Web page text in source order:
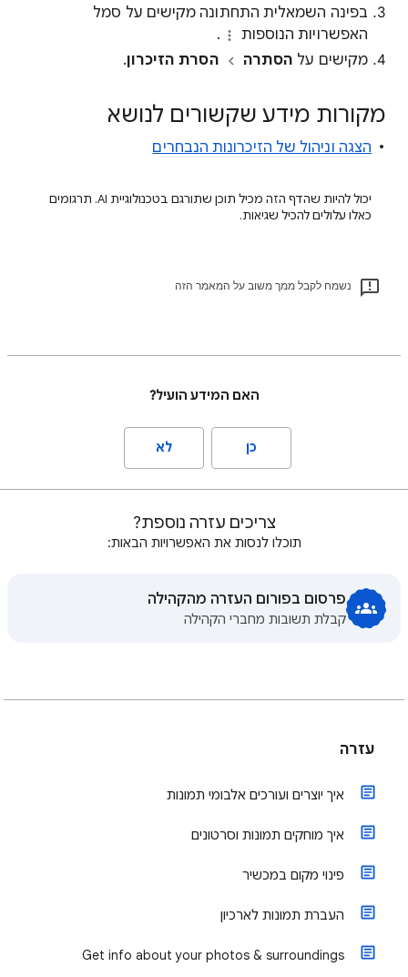
בפינה השמאלית התחתונה מקישים על סמל
האפשרויות הנוספות
.
מקישים על הסתרה הסרת הזיכרון.
מקורות מידע שקשורים לנושא
הצגה וניהול של הזיכרונות הנבחרים
יכול להיות שהדף הזה מכיל תוכן שתורגם בטכנולוגיית AI. תרגומים
כאלו עלולים להכיל שגיאות.
נשמח לקבל ממך משוב על המאמר הזה
האם המידע הועיל?
כן לא
צריכים עזרה נוספת?
תוכלו לנסות את האפשרויות הבאות:
פרסום בפורום העזרה מהקהילה
קבלת תשובות מחברי הקהילה
עזרה
איך יוצרים ועורכים אלבומי תמונות
איך מוחקים תמונות וסרטונים
פינוי מקום במכשיר
העברת תמונות לארכיון
Get info about your photos & surroundings